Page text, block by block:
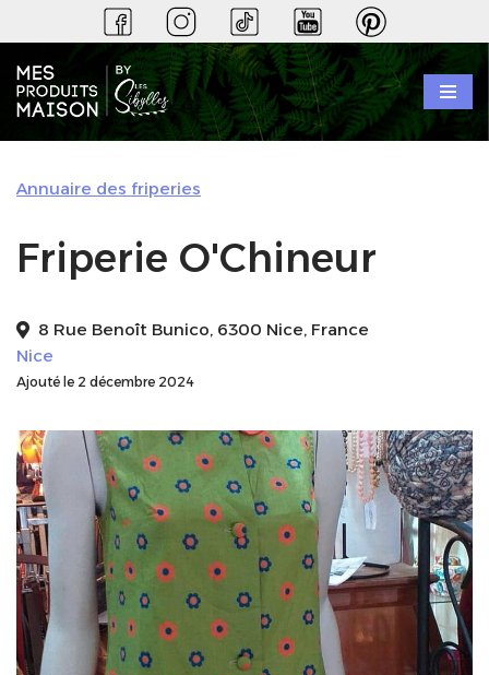
au
contenu
Annuaire des friperies
Friperie O'Chineur
8 Rue Benoît Bunico, 6300 Nice, France
Nice
Ajouté le 2 décembre 2024